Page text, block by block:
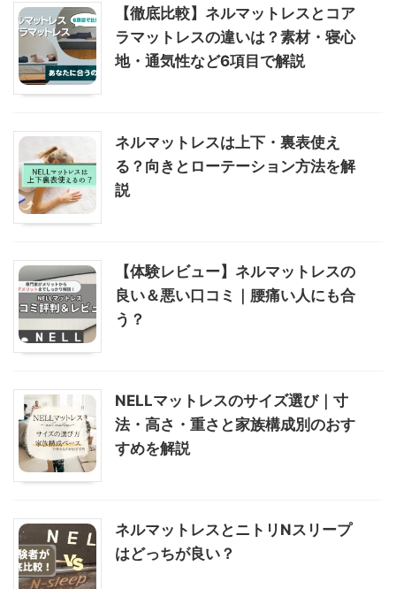
【徹底比較】ネルマットレスとコア
ラマットレスの違いは？素材・寝心
地・通気性など6項目で解説
ネルマットレスは上下・裏表使え
る？向きとローテーション方法を解
説
【体験レビュー】ネルマットレスの
良い＆悪い口コミ｜腰痛い人にも合
う？
NELLマットレスのサイズ選び｜寸
法・高さ・重さと家族構成別のおす
すめを解説
ネルマットレスとニトリNスリープ
はどっちが良い？